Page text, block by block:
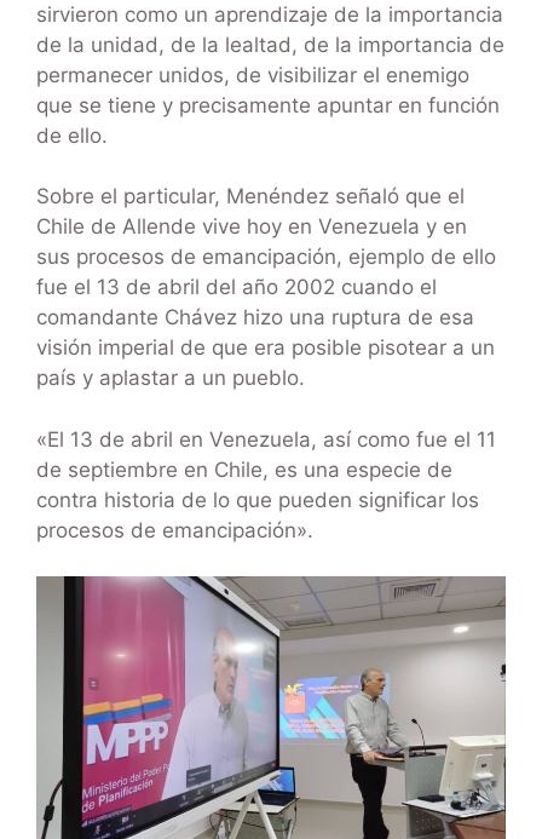
sirvieron como un aprendizaje de la importancia
de la unidad, de la lealtad, de la importancia de
permanecer unidos, de visibilizar el enemigo
que se tiene y precisamente apuntar en función
de ello.
Sobre el particular, Menéndez señaló que el
Chile de Allende vive hoy en Venezuela y en
sus procesos de emancipación, ejemplo de ello
fue el 13 de abril del año 2002 cuando el
comandante Chávez hizo una ruptura de esa
visión imperial de que era posible pisotear a un
país y aplastar a un pueblo.
«El 13 de abril en Venezuela, así como fue el 11
de septiembre en Chile, es una especie de
contra historia de lo que pueden significar los
procesos de emancipación».